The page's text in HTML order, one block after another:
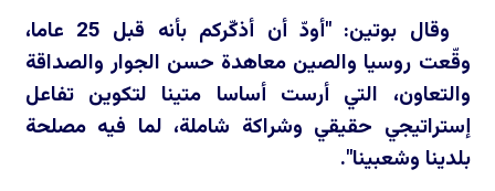
وقال بوتين: "أودّ أن أذكّركم بأنه قبل 25 عاما،
وقّعت روسيا والصين معاهدة حسن الجوار والصداقة
والتعاون، التي أرست أساسا متينا لتكوين تفاعل
إستراتيجي حقيقي وشراكة شاملة، لما فيه مصلحة
بلدينا وشعبينا".